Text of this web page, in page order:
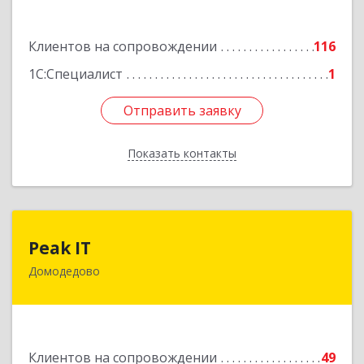
Клиентов на сопровождении
116
1С:Специалист
1
Отправить заявку
Показать контакты
Подробнее
Отправить заявку
Назад
Peak IT
Домодедово
Клиентов на сопровождении
49
142073, Московская обл, Домодедово г,